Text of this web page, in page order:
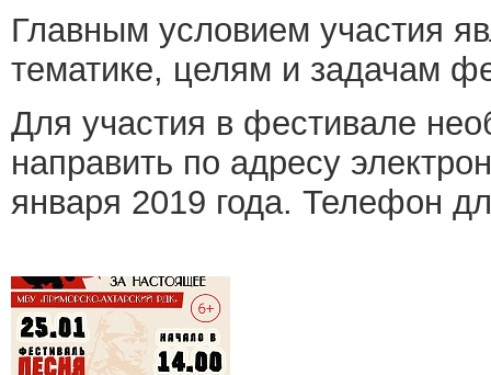
Главным условием участия
тематике, целям и задачам
Для участия в фестивале
направить по адресу
января 2019 года. Телефон